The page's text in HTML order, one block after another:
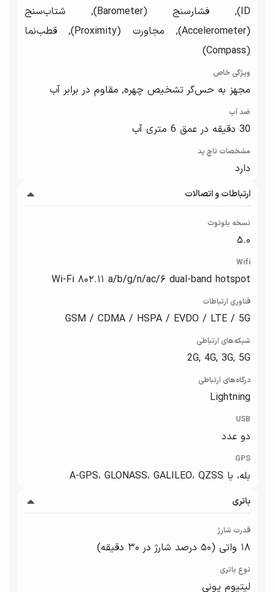
ID), فشارسنج (Barometer), شتاب‌سنج
(Accelerometer), مجاورت (Proximity), قطب‌نما
(Compass)
ویژگی خاص
مجهز به حس‌گر تشخیص چهره, مقاوم در برابر آب
ضد آب
30 دقیقه در عمق 6 متری آب
مشخصات تاچ پد
دارد
ارتباطات و اتصالات
نسخه بلوتوث
۵.۰
Wifi
Wi-Fi ۸۰۲.۱۱ a/b/g/n/ac/۶ dual-band hotspot
فناوری ارتباطات
GSM / CDMA / HSPA / EVDO / LTE / 5G
شبکه‌های ارتباطی
2G, 4G, 3G, 5G
درگاه‌های ارتباطی
Lightning
USB
دو عدد
GPS
بله، با A-GPS، GLONASS، GALILEO، QZSS
باتری
قدرت شارژ
۱۸ واتی (۵۰ درصد شارژ در ۳۰ دقیقه)
نوع باتری
لیتیوم یونی